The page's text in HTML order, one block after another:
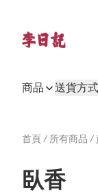
商品 送貨方式
首頁 / 所有商品 /
臥香